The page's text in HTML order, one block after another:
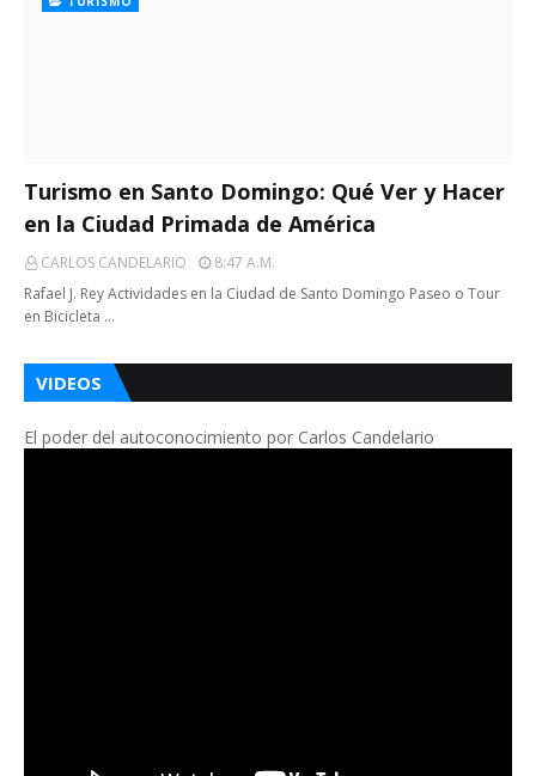
Turismo en Santo Domingo: Qué Ver y Hacer
en la Ciudad Primada de América
CARLOS CANDELARIO
8:47 A.m.
Rafael J. Rey Actividades en la Ciudad de Santo Domingo Paseo o Tour
en Bicicleta …
VIDEOS
El poder del autoconocimiento por Carlos Candelario